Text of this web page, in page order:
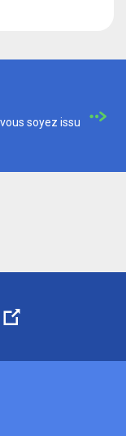
soyez issu
haut de page